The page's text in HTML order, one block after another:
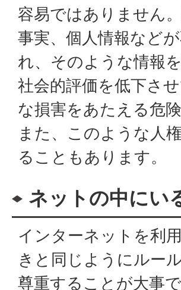
容易ではありません
事実、個人情報など
れ、そのような情報
社会的評価を低下さ
な損害をあたえる危
また、このような人
ることもあります。
ネットの中にい
インターネットを利
きと同じようにルー
尊重することが大事で